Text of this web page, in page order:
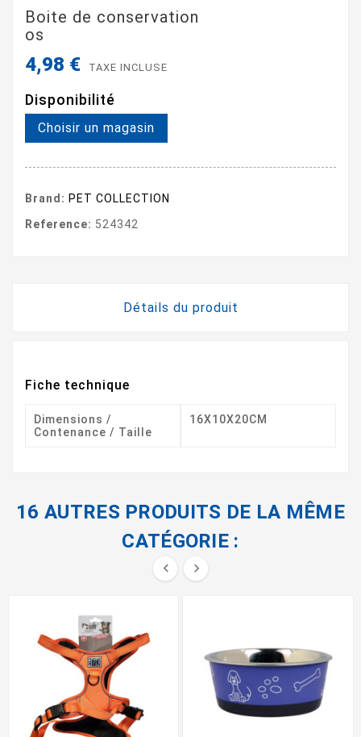
Boite de conservation
os
4,98 € TAXE INCLUSE
Disponibilité
Choisir un magasin
Brand: PET COLLECTION
Reference: 524342
Détails du produit
Fiche technique
Dimensions /
Contenance / Taille
16X10X20CM
16 AUTRES PRODUITS DE LA MÊME
CATÉGORIE :
 